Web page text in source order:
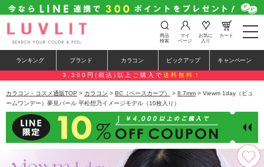
t
o
e
n
a
a
i
o
n
商品
検索
マイ
ページ
お気に
入り
カート
ランキング ブランド カラコン ピックアップ キャンペーン
3,300円(税込)以上ご購入で 送料無料！
カラコン・コスメ通販TOP > カラコン > BC（ベースカーブ） > 8.7mm > Viewm 1day（ビュ
ームワンデー）夢見パール 平松想乃イメージモデル（10枚入り）